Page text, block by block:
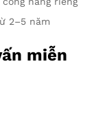
2–5 năm
miễn